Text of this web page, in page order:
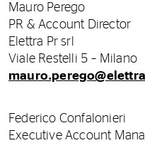
Mauro Perego
PR & Account Director
Elettra Pr srl
Viale Restelli 5 – Milano
Federico Confalonieri
Executive Account